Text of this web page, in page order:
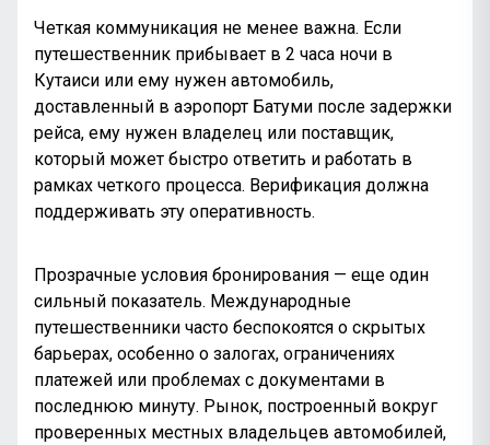
Четкая коммуникация не менее важна. Если
путешественник прибывает в 2 часа ночи в
Кутаиси или ему нужен автомобиль,
доставленный в аэропорт Батуми после задержки
рейса, ему нужен владелец или поставщик,
который может быстро ответить и работать в
рамках четкого процесса. Верификация должна
поддерживать эту оперативность.
Прозрачные условия бронирования — еще один
сильный показатель. Международные
путешественники часто беспокоятся о скрытых
барьерах, особенно о залогах, ограничениях
платежей или проблемах с документами в
последнюю минуту. Рынок, построенный вокруг
проверенных местных владельцев автомобилей,